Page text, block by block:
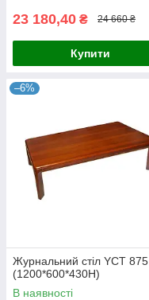
23 180,40 ₴ 24 660 ₴
Купити
–6%
Журнальний стіл YCT 875
(1200*600*430H)
В наявності